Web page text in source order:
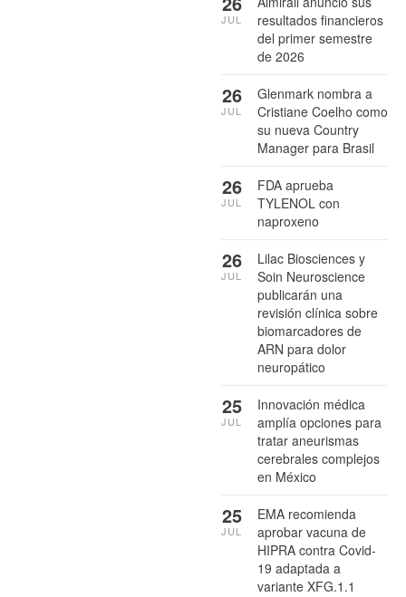
resultados financieros
del primer semestre
de 2026
JUL
Glenmark nombra a
Cristiane Coelho como
su nueva Country
Manager para Brasil
26
JUL
FDA aprueba
TYLENOL con
naproxeno
26
JUL
Lilac Biosciences y
Soin Neuroscience
publicarán una
revisión clínica sobre
biomarcadores de
ARN para dolor
neuropático
26
JUL
Innovación médica
amplía opciones para
tratar aneurismas
cerebrales complejos
en México
25
JUL
EMA recomienda
aprobar vacuna de
HIPRA contra Covid-
19 adaptada a
variante XFG.1.1
25
JUL